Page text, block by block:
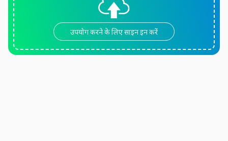
उपयोग करने के लिए साइन इन करें